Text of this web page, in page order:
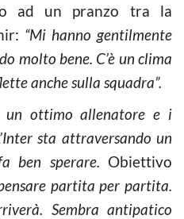
ad un pranzo tra la
“Mi hanno gentilmente
molto bene. C’è un clima
anche sulla squadra”.
un ottimo allenatore e i
sta attraversando un
ben sperare. Obiettivo
partita per partita.
Sembra antipatico